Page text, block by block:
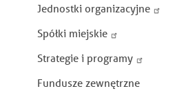
Jednostki organizacyjne
Spółki miejskie
Strategie i programy
Fundusze zewnętrzne